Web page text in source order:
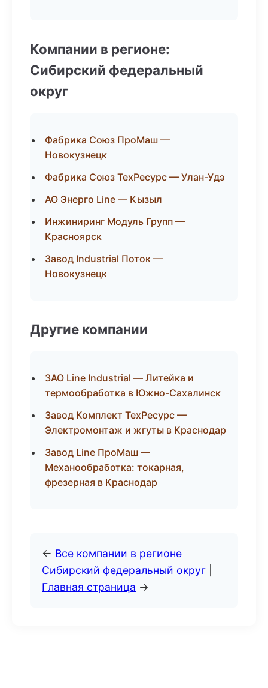
Компании в регионе:
Сибирский федеральный
округ
Фабрика Союз ПроМаш —
Новокузнецк
Фабрика Союз ТехРесурс — Улан-Удэ
АО Энерго Line — Кызыл
Инжиниринг Модуль Групп —
Красноярск
Завод Industrial Поток —
Новокузнецк
Другие компании
ЗАО Line Industrial — Литейка и
термообработка в Южно-Сахалинск
Завод Комплект ТехРесурс —
Электромонтаж и жгуты в Краснодар
Завод Line ПроМаш —
Механообработка: токарная,
фрезерная в Краснодар
← Все компании в регионе
Сибирский федеральный округ
Главная страница →